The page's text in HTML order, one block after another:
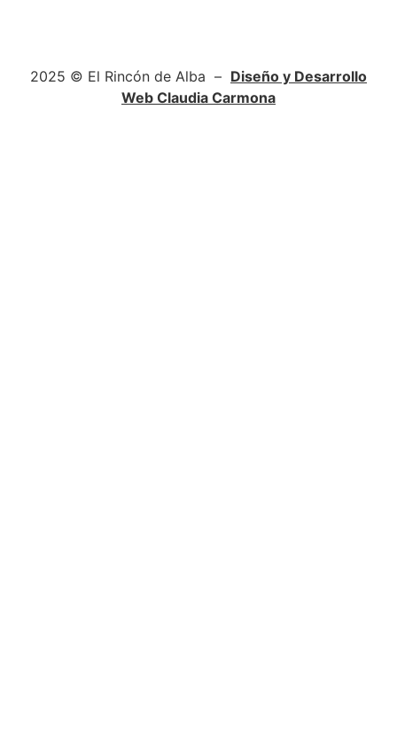
2025 © El Rincón de Alba – Diseño y Desarrollo
Web Claudia Carmona